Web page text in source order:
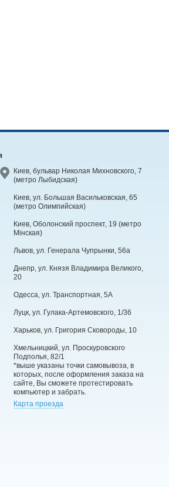
Киев, бульвар Николая Михновского, 7
(метро Лыбидская)
Киев, ул. Большая Васильковская, 65
(метро Олимпийская)
Киев, Оболонский проспект, 19 (метро
Мінская)
Львов, ул. Генерала Чупрынки, 56а
Днепр, ул. Князя Владимира Великого,
20
Одесса, ул. Транспортная, 5А
Луцк, ул. Гулака-Артемовского, 1/36
Харьков, ул. Григория Сковороды, 10
Хмельницкий, ул. Проскуровского
Подполья, 82/1
*выше указаны точки самовывоза, в
которых, после оформления заказа на
сайте, Вы сможете протестировать
компьютер и забрать.
Карта проезда